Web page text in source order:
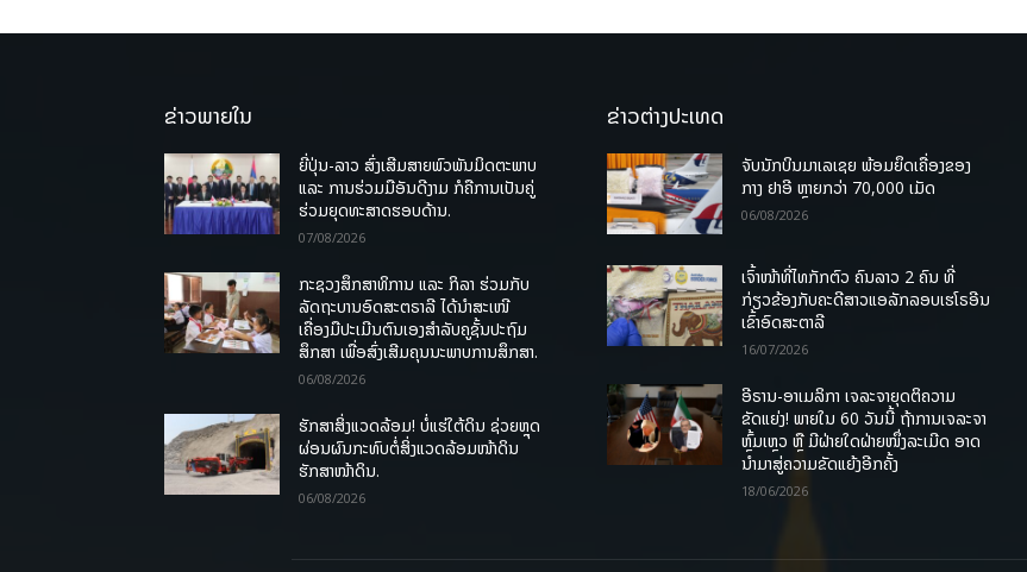
ຂ່າວພາຍໃນ
ຍີ່ປຸ່ນ-ລາວ ສົ່ງເສີມສາຍພົວພັນມິດຕະພາບ
ແລະ ການຮ່ວມມືອັນດີງາມ ກໍຄືການເປັນຄູ່
ຮ່ວມຍຸດທະສາດຮອບດ້ານ.
07/08/2026
ກະຊວງສຶກສາທິການ ແລະ ກິລາ ຮ່ວມກັບ
ລັດຖະບານອົດສະຕຣາລີ ໄດ້ນຳສະເໜີ
ເຄື່ອງມືປະເມີນຕົນເອງສຳລັບຄູຊັ້ນປະຖົມ
ສຶກສາ ເພື່ອສົ່ງເສີມຄຸນນະພາບການສຶກສາ.
06/08/2026
ຮັກສາສິ່ງແວດລ້ອມ! ບໍ່ແຮ່ໃຕ້ດິນ ຊ່ວຍຫຼຸດ
ຜ່ອນຜົນກະທົບຕໍ່ສິ່ງແວດລ້ອມໜ້າດິນ
ຮັກສາໜ້າດິນ.
06/08/2026
ຂ່າວຕ່າງປະເທດ
ຈັບນັກບິນມາເລເຊຍ ພ້ອມຍຶດເຄື່ອງຂອງ
ກາງ ຢາອີ ຫຼາຍກວ່າ 70,000 ເມັດ
06/08/2026
ເຈົ້າໜ້າທີ່ໄທກັກຕົວ ຄົນລາວ 2 ຄົນ ທີ່
ກ່ຽວຂ້ອງກັບຄະດີສາວແອລັກລອບເຮໂຣອີນ
ເຂົ້າອົດສະຕາລີ
16/07/2026
ອີຣານ-ອາເມລິກາ ເຈລະຈາຍຸດຕິຄວາມ
ຂັດແຍ່ງ! ພາຍໃນ 60 ວັນນີ້ ຖ້າການເຈລະຈາ
ຫຼົ້ມເຫຼວ ຫຼື ມີຝ່າຍໃດຝ່າຍໜຶ່ງລະເມີດ ອາດ
ນໍາມາສູ່ຄວາມຂັດແຍ້ງອີກຄັ້ງ
18/06/2026